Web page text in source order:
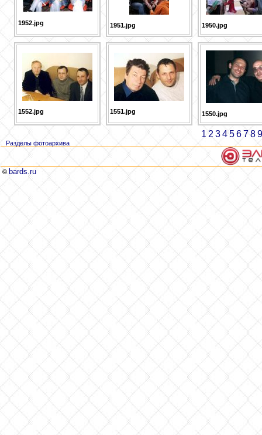
1952.jpg 1951.jpg 1950.jpg
1552.jpg 1551.jpg 1550.jpg
1 2 3 4 5 6 7 8 9
Разделы фотоархива
© bards.ru